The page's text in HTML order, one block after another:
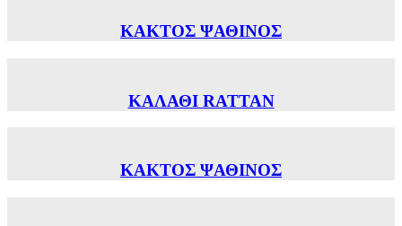
ΚΑΚΤΟΣ ΨΑΘΙΝΟΣ
ΚΑΛΑΘΙ RATTAN
ΚΑΚΤΟΣ ΨΑΘΙΝΟΣ